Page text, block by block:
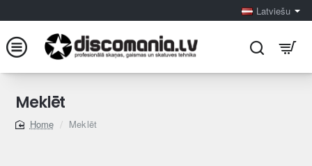
Latviešu
Meklēt
home
Meklēt